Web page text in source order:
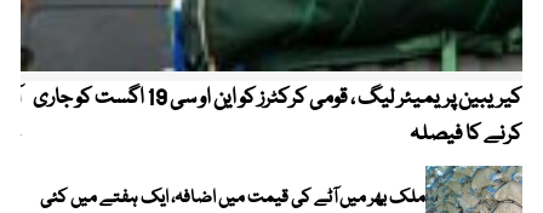
کیریبین پریمیئر لیگ ، قومی کرکٹرز کو این او سی 19 اگست کو جاری
کرنے کا فیصلہ
ملک بھر میں آٹے کی قیمت میں اضافہ، ایک ہفتے میں کئی